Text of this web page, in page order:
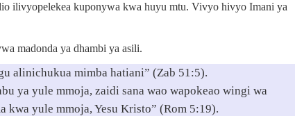
ilivyopelekea kuponywa kwa huyu mtu. Vivyo hivyo Imani ya
madonda ya dhambi ya asili.
alinichukua mimba hatiani” (Zab 51:5).
ya yule mmoja, zaidi sana wao wapokeao wingi wa
kwa yule mmoja, Yesu Kristo” (Rom 5:19).